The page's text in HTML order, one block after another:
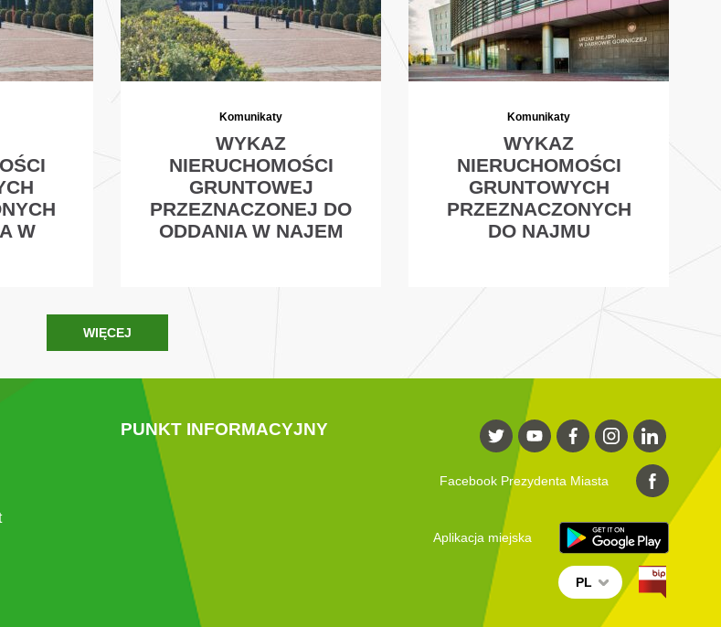
W
Komunikaty
WYKAZ
NIERUCHOMOŚCI
GRUNTOWEJ
PRZEZNACZONEJ DO
ODDANIA W NAJEM
Komunikaty
WYKAZ
NIERUCHOMOŚCI
GRUNTOWYCH
PRZEZNACZONYCH
DO NAJMU
WIĘCEJ
PUNKT INFORMACYJNY
Facebook Prezydenta Miasta
Aplikacja miejska
PL